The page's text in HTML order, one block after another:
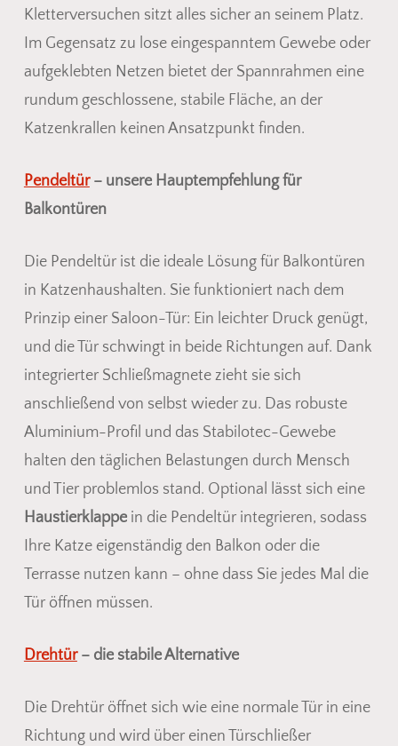
Kletterversuchen sitzt alles sicher an seinem Platz.
Im Gegensatz zu lose eingespanntem Gewebe oder
aufgeklebten Netzen bietet der Spannrahmen eine
rundum geschlossene, stabile Fläche, an der
Katzenkrallen keinen Ansatzpunkt finden.
Pendeltür– unsere Hauptempfehlung für
Balkontüren
Die Pendeltür ist die ideale Lösung für Balkontüren
in Katzenhaushalten. Sie funktioniert nach dem
Prinzip einer Saloon-Tür: Ein leichter Druck genügt,
und die Tür schwingt in beide Richtungen auf. Dank
integrierter Schließmagnete zieht sie sich
anschließend von selbst wieder zu. Das robuste
Aluminium-Profil und das Stabilotec-Gewebe
halten den täglichen Belastungen durch Mensch
und Tier problemlos stand. Optional lässt sich eine
Haustierklappein die Pendeltür integrieren, sodass
Ihre Katze eigenständig den Balkon oder die
Terrasse nutzen kann – ohne dass Sie jedes Mal die
Tür öffnen müssen.
Drehtür– die stabile Alternative
Die Drehtür öffnet sich wie eine normale Tür in eine
Richtung und wird über einen Türschließer